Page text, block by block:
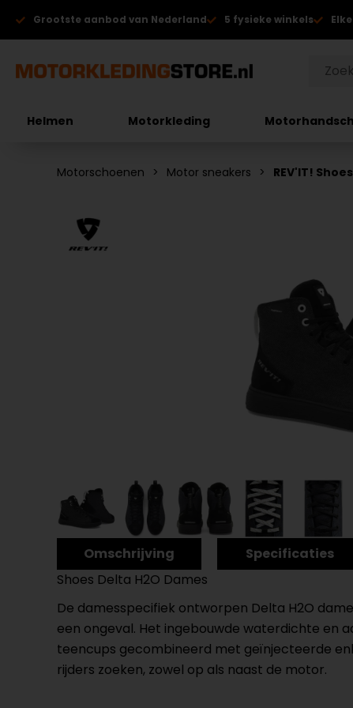
Grootste aanbod van Nederland 5 fysieke winkels
Helmen Motorkleding
Motorschoenen Motor sneakers REV'IT!
Omschrijving Specificaties
Shoes Delta H2O Dames
De damesspecifiek ontworpen Delta H2O
een ongeval. Het ingebouwde waterdichte
teencups gecombineerd met geïnjecteerde
rijders zoeken, zowel op als naast de motor.